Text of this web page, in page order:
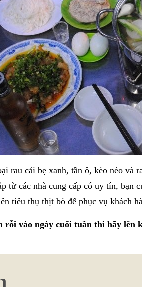
rau cải bẹ xanh, tần ô, kèo nèo và
từ các nhà cung cấp có uy tín,
tiêu thụ thịt bò để phục vụ khách
rỗi vào ngày cuối tuần thì hãy